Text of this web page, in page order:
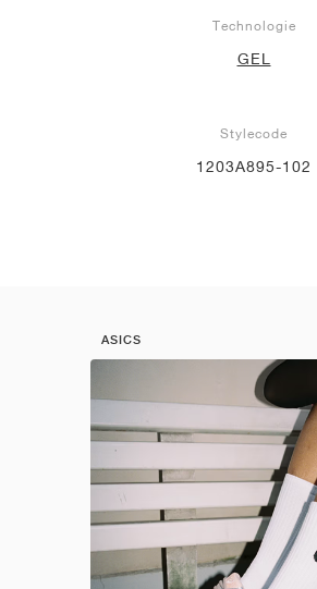
Technologie
GEL
Stylecode
1203A895-102
ASICS